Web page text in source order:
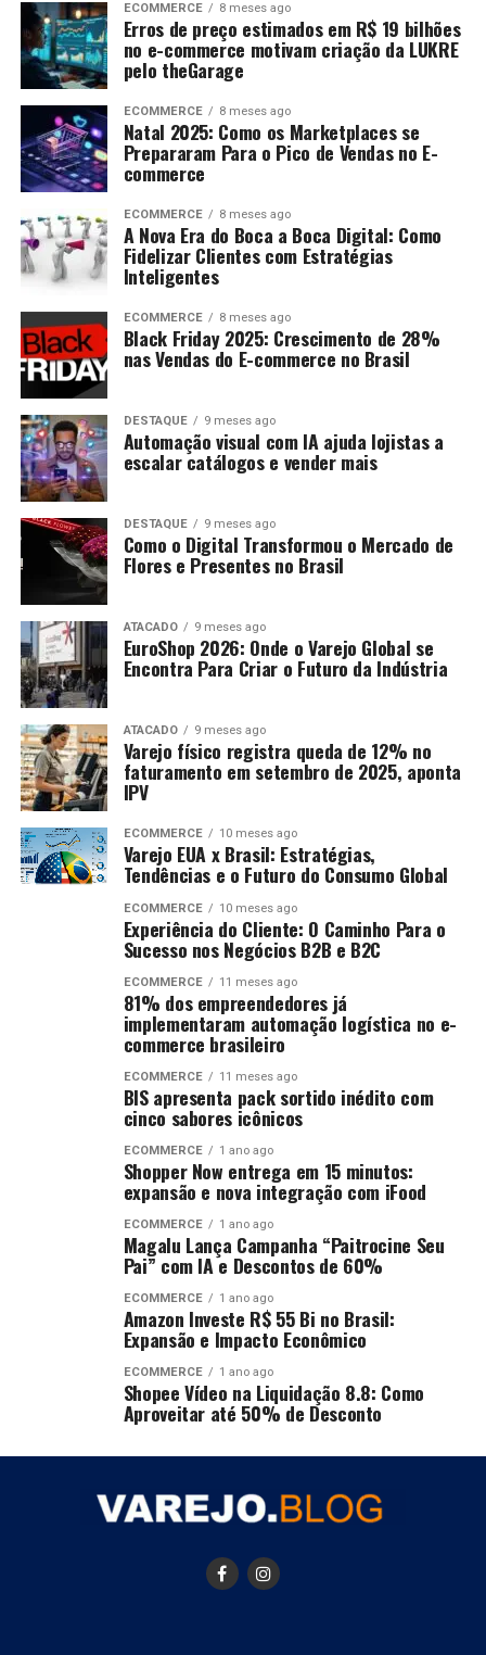
ECOMMERCE 8 meses ago
Erros de preço estimados em R$ 19 bilhões
no e-commerce motivam criação da LUKRE
pelo theGarage
ECOMMERCE 8 meses ago
Natal 2025: Como os Marketplaces se
Prepararam Para o Pico de Vendas no E-
commerce
ECOMMERCE 8 meses ago
A Nova Era do Boca a Boca Digital: Como
Fidelizar Clientes com Estratégias
Inteligentes
ECOMMERCE 8 meses ago
Black Friday 2025: Crescimento de 28%
nas Vendas do E-commerce no Brasil
DESTAQUE 9 meses ago
Automação visual com IA ajuda lojistas a
escalar catálogos e vender mais
DESTAQUE 9 meses ago
Como o Digital Transformou o Mercado de
Flores e Presentes no Brasil
ATACADO 9 meses ago
EuroShop 2026: Onde o Varejo Global se
Encontra Para Criar o Futuro da Indústria
ATACADO 9 meses ago
Varejo físico registra queda de 12% no
faturamento em setembro de 2025, aponta
IPV
ECOMMERCE 10 meses ago
Varejo EUA x Brasil: Estratégias,
Tendências e o Futuro do Consumo Global
ECOMMERCE 10 meses ago
Experiência do Cliente: O Caminho Para o
Sucesso nos Negócios B2B e B2C
ECOMMERCE 11 meses ago
81% dos empreendedores já
implementaram automação logística no e-
commerce brasileiro
ECOMMERCE 11 meses ago
BIS apresenta pack sortido inédito com
cinco sabores icônicos
ECOMMERCE 1 ano ago
Shopper Now entrega em 15 minutos:
expansão e nova integração com iFood
ECOMMERCE 1 ano ago
Magalu Lança Campanha “Paitrocine Seu
Pai” com IA e Descontos de 60%
ECOMMERCE 1 ano ago
Amazon Investe R$ 55 Bi no Brasil:
Expansão e Impacto Econômico
ECOMMERCE 1 ano ago
Shopee Vídeo na Liquidação 8.8: Como
Aproveitar até 50% de Desconto